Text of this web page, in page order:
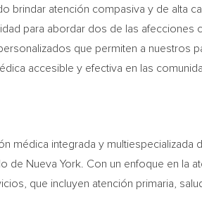
brindar atención compasiva y de alta
para abordar dos de las afecciones
que permiten a nuestros
accesible y efectiva en las
médica integrada y multiespecializada
de Nueva York . Con un enfoque en la
que incluyen atención primaria,